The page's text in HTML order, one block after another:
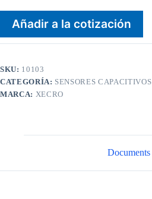
Añadir a la cotización
SKU: 10103
CATEGORÍA: SENSORES CAPACITIVOS
MARCA: XECRO
Documents